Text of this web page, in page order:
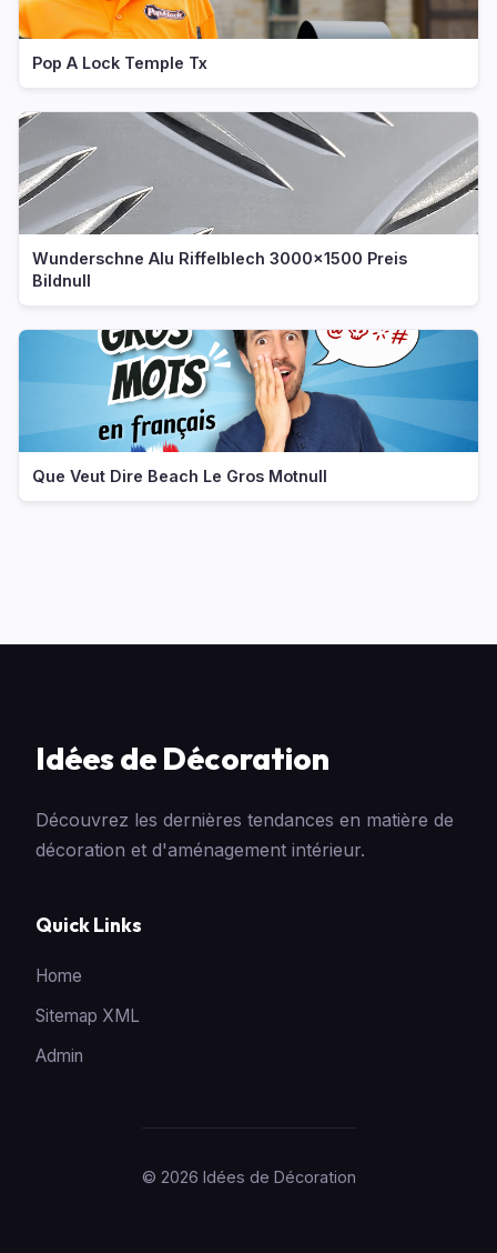
Pop A Lock Temple Tx
Wunderschne Alu Riffelblech 3000x1500 Preis
Bildnull
Que Veut Dire Beach Le Gros Motnull
Idées de Décoration
Découvrez les dernières tendances en matière de
décoration et d'aménagement intérieur.
Quick Links
Home
Sitemap XML
Admin
© 2026 Idées de Décoration